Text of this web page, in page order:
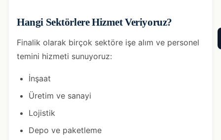
Hangi Sektörlere Hizmet Veriyoruz?
Finalik olarak birçok sektöre işe alım ve personel
temini hizmeti sunuyoruz:
İnşaat
Üretim ve sanayi
Lojistik
Depo ve paketleme